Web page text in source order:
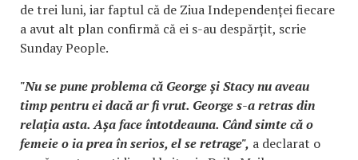
de trei luni, iar faptul că de Ziua Independenței fiecare
a avut alt plan confirmă că ei s-au despărțit, scrie
Sunday People.
"Nu se pune problema că George și Stacy nu aveau
timp pentru ei dacă ar fi vrut. George s-a retras din
relația asta. Așa face întotdeauna. Când simte că o
femeie o ia prea în serios, el se retrage", a declarat o